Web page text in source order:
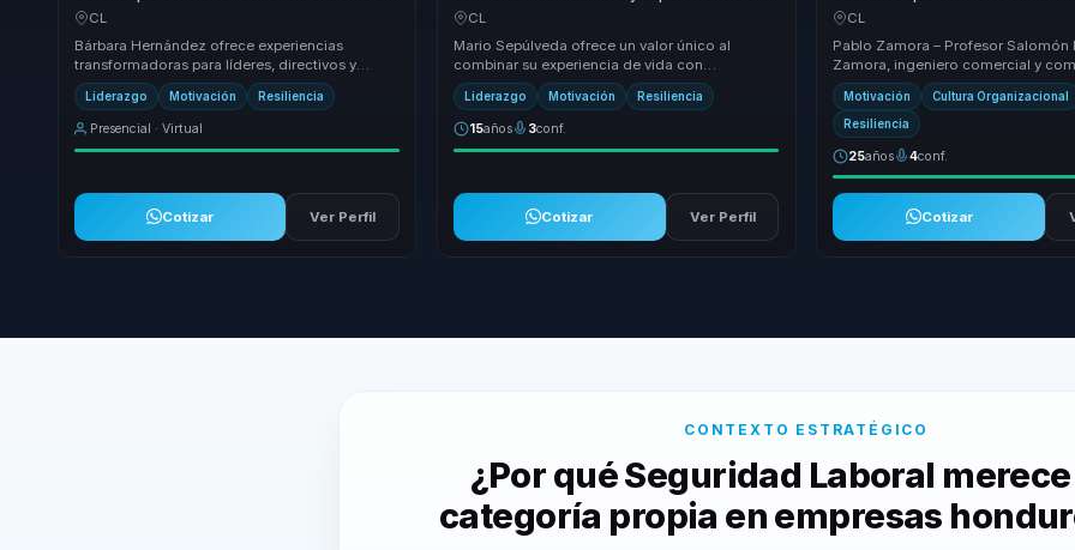
foco para lideres y equipos de alto
CL
Bárbara Hernández ofrece experiencias
transformadoras para líderes, directivos y
responsables de equipos, ayudándoles a dejar
atrás equip...
Liderazgo Motivación Resiliencia
Presencial · Virtual
Cotizar Ver Perfil
resiliencia para líderes y equipos.
CL
Mario Sepúlveda ofrece un valor único al
combinar su experiencia de vida con
estrategias prácticas de liderazgo. Su
capacidad para transf...
Liderazgo Motivación Resiliencia
15años 3conf.
Cotizar Ver Perfil
organizacional en adaptación
CL
Pablo Zamora – Profesor Salomón
Zamora, ingeniero comercial y
convertido su talento en una
transfor...
Motivación Cultura Organizacional
Resiliencia
25años 4conf.
Cotizar
CONTEXTO ESTRATÉGICO
¿Por qué Seguridad Laboral
categoría propia en empresas